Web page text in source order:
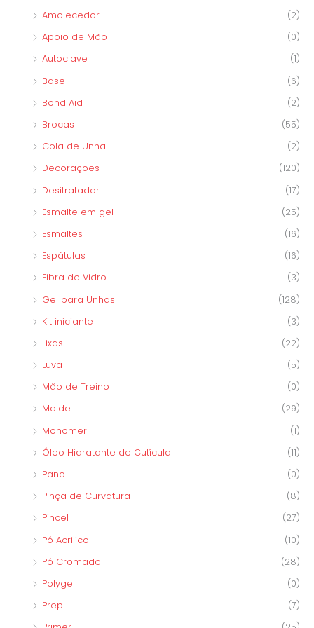
Amolecedor
(2)
Apoio de Mão
(0)
Autoclave
(1)
Base
(6)
Bond Aid
(2)
Brocas
(55)
Cola de Unha
(2)
Decorações
(120)
Desitratador
(17)
Esmalte em gel
(25)
Esmaltes
(16)
Espátulas
(16)
Fibra de Vidro
(3)
Gel para Unhas
(128)
Kit iniciante
(3)
Lixas
(22)
Luva
(5)
Mão de Treino
(0)
Molde
(29)
Monomer
(1)
Óleo Hidratante de Cutícula
(11)
Pano
(0)
Pinça de Curvatura
(8)
Pincel
(27)
Pó Acrilico
(10)
Pó Cromado
(28)
Polygel
(0)
Prep
(7)